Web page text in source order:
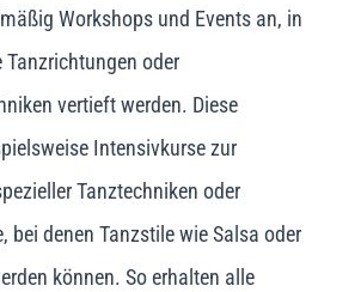
Workshops und Events an, in
Tanzrichtungen oder
vertieft werden. Diese
Intensivkurse zur
Tanztechniken oder
bei denen Tanzstile wie Salsa oder
können. So erhalten alle